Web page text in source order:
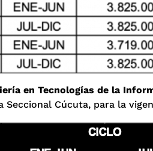
en Tecnologías de la
Seccional Cúcuta, para la